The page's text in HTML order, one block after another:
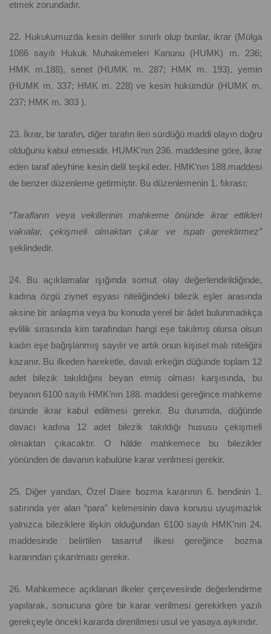
etmek zorundadır.
22. Hukukumuzda kesin deliller sınırlı olup bunlar, ikrar (Mülga
1086 sayılı Hukuk Muhakemeleri Kanunu (HUMK) m. 236;
HMK m.188), senet (HUMK m. 287; HMK m. 193), yemin
(HUMK m. 337; HMK m. 228) ve kesin hükümdür (HUMK m.
237; HMK m. 303 ).
23. İkrar, bir tarafın, diğer tarafın ileri sürdüğü maddi olayın doğru
olduğunu kabul etmesidir. HUMK'nın 236. maddesine göre, ikrar
eden taraf aleyhine kesin delil teşkil eder. HMK’nın 188.maddesi
de benzer düzenleme getirmiştir. Bu düzenlemenin 1. fıkrası;
“Tarafların veya vekillerinin mahkeme önünde ikrar ettikleri
vakıalar, çekişmeli olmaktan çıkar ve ispatı gerektirmez”
şeklindedir.
24. Bu açıklamalar ışığında somut olay değerlendirildiğinde,
kadına özgü ziynet eşyası niteliğindeki bilezik eşler arasında
aksine bir anlaşma veya bu konuda yerel bir âdet bulunmadıkça
evlilik sırasında kim tarafından hangi eşe takılmış olursa olsun
kadın eşe bağışlanmış sayılır ve artık onun kişisel malı niteliğini
kazanır. Bu ilkeden hareketle, davalı erkeğin düğünde toplam 12
adet bilezik takıldığını beyan etmiş olması karşısında, bu
beyanın 6100 sayılı HMK’nın 188. maddesi gereğince mahkeme
önünde ikrar kabul edilmesi gerekir. Bu durumda, düğünde
davacı kadına 12 adet bilezik takıldığı hususu çekişmeli
olmaktan çıkacaktır. O hâlde mahkemece bu bilezikler
yönünden de davanın kabulüne karar verilmesi gerekir.
25. Diğer yandan, Özel Daire bozma kararının 6. bendinin 1.
satırında yer alan “para” kelimesinin dava konusu uyuşmazlık
yalnızca bileziklere ilişkin olduğundan 6100 sayılı HMK’nın 24.
maddesinde belirtilen tasarruf ilkesi gereğince bozma
kararından çıkarılması gerekir.
26. Mahkemece açıklanan ilkeler çerçevesinde değerlendirme
yapılarak, sonucuna göre bir karar verilmesi gerekirken yazılı
gerekçeyle önceki kararda direnilmesi usul ve yasaya aykırıdır.